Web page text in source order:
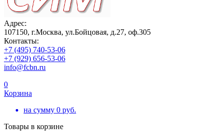
Адрес:
107150, г.Москва, ул.Бойцовая, д.27, оф.305
Контакты:
+7 (495) 740-53-06
+7 (929) 656-53-06
info@fcbn.ru
0
Корзина
на сумму 0 руб.
Товары в корзине